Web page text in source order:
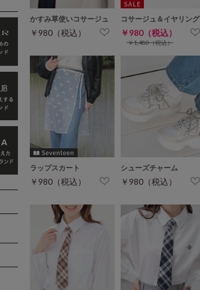
かすみ草使いコサージュ
￥980（税込）
コサージュ＆イヤリング
￥980（税込）
￥1,480（税込）
ラップスカート
￥980（税込）
シューズチャーム
￥980（税込）